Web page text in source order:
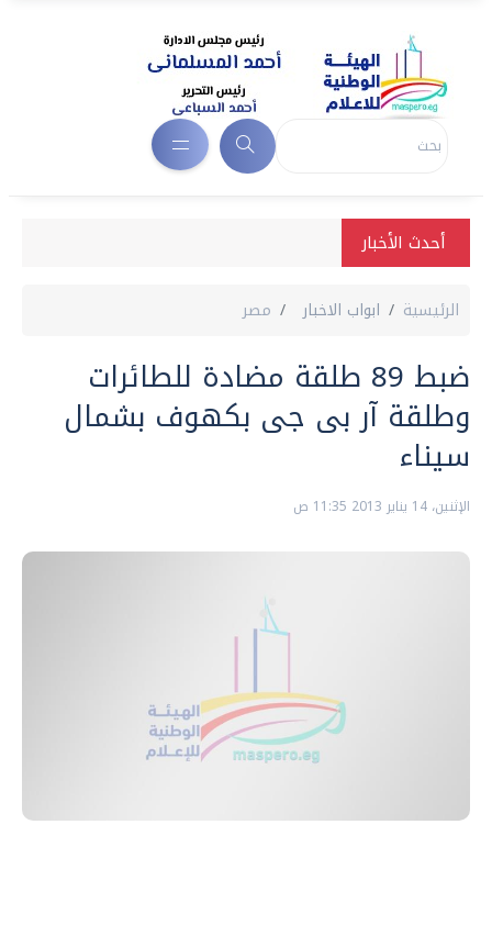
أحدث الأخبار
الرئيسية ابواب الاخبار مصر
ضبط 89 طلقة مضادة للطائرات
وطلقة آر بى جى بكهوف بشمال
سيناء
الإثنين، 14 يناير 2013 11:35 ص